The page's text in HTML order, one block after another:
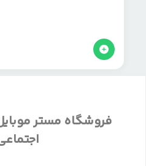
فروشگاه مستر